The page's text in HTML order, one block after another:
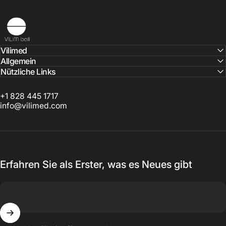
Vilimed
Vilimed
Allgemein
Nützliche Links
+1 828 445 1717
info@vilimed.com
Erfahren Sie als Erster, was es Neues gibt